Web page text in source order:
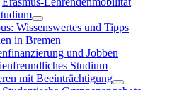
Wissenswertes und Tipps
in Bremen
und Jobben
Studium
mit Beeinträchtigung